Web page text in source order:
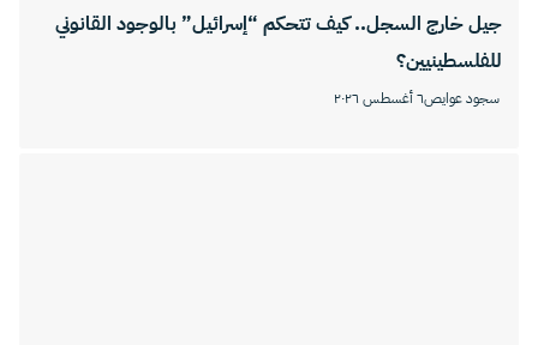
جيل خارج السجل.. كيف تتحكم “إسرائيل” بالوجود القانوني
للفلسطينيين؟
سجود عوايص٦ أغسطس ٢٠٢٦